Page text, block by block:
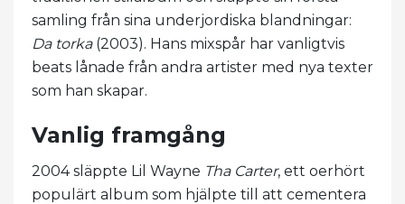
samling från sina underjordiska blandningar:
Da torka(2003). Hans mixspår har vanligtvis
beats lånade från andra artister med nya texter
som han skapar.
Vanlig framgång
2004 släppte Lil Wayne Tha Carter, ett oerhört
populärt album som hjälpte till att cementera